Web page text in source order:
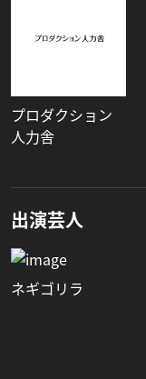
プロダクション
人力舎
出演芸人
ネギゴリラ